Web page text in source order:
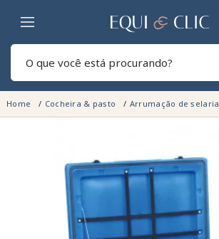
Lar
Home Cocheira & pasto Arrumação de selaria